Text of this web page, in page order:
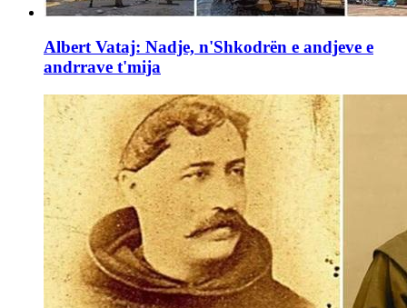
Albert Vataj: Nadje, n'Shkodrën e andjeve e
andrrave t'mija